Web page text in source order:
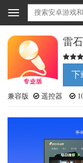
Toggle
navigation
雷
下
兼容版 遥控器